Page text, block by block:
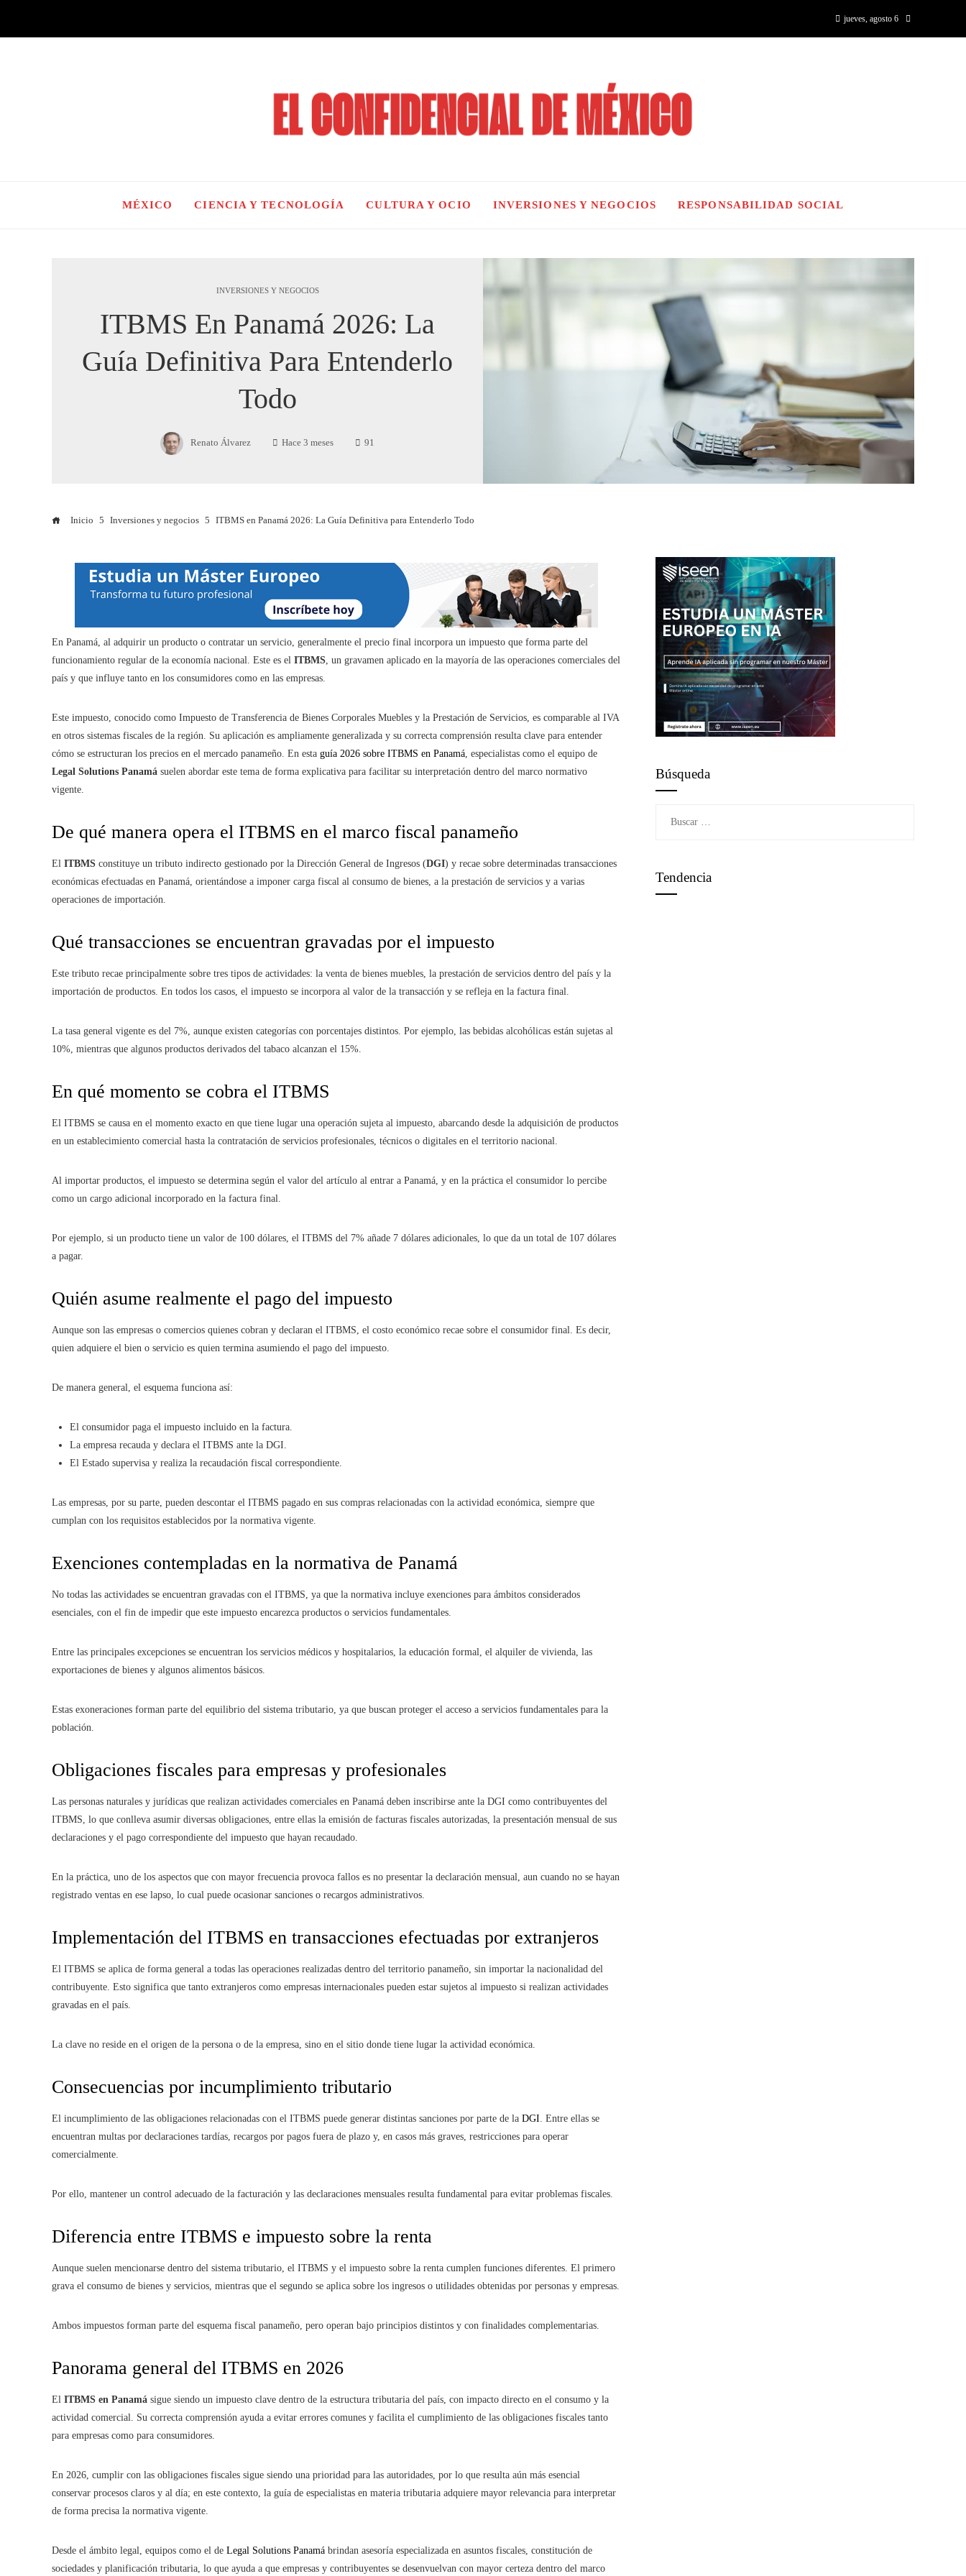
jueves, agosto 6
MÉXICO CIENCIA Y TECNOLOGÍA CULTURA Y OCIO INVERSIONES Y NEGOCIOS RESPONSABILIDAD SOCIAL
INVERSIONES Y NEGOCIOS
ITBMS En Panamá 2026: La
Guía Definitiva Para Entenderlo
Todo
Renato Álvarez Hace 3 meses 91
Inicio Inversiones y negocios ITBMS en Panamá 2026: La Guía Definitiva para Entenderlo Todo
En Panamá, al adquirir un producto o contratar un servicio, generalmente el precio final incorpora un impuesto que forma parte del
funcionamiento regular de la economía nacional. Este es el ITBMS, un gravamen aplicado en la mayoría de las operaciones comerciales del
país y que influye tanto en los consumidores como en las empresas.
Este impuesto, conocido como Impuesto de Transferencia de Bienes Corporales Muebles y la Prestación de Servicios, es comparable al IVA
en otros sistemas fiscales de la región. Su aplicación es ampliamente generalizada y su correcta comprensión resulta clave para entender
cómo se estructuran los precios en el mercado panameño. En esta guía 2026 sobre ITBMS en Panamá, especialistas como el equipo de
Legal Solutions Panamá suelen abordar este tema de forma explicativa para facilitar su interpretación dentro del marco normativo
vigente.
De qué manera opera el ITBMS en el marco fiscal panameño
El ITBMS constituye un tributo indirecto gestionado por la Dirección General de Ingresos (DGI) y recae sobre determinadas transacciones
económicas efectuadas en Panamá, orientándose a imponer carga fiscal al consumo de bienes, a la prestación de servicios y a varias
operaciones de importación.
Qué transacciones se encuentran gravadas por el impuesto
Este tributo recae principalmente sobre tres tipos de actividades: la venta de bienes muebles, la prestación de servicios dentro del país y la
importación de productos. En todos los casos, el impuesto se incorpora al valor de la transacción y se refleja en la factura final.
La tasa general vigente es del 7%, aunque existen categorías con porcentajes distintos. Por ejemplo, las bebidas alcohólicas están sujetas al
10%, mientras que algunos productos derivados del tabaco alcanzan el 15%.
En qué momento se cobra el ITBMS
El ITBMS se causa en el momento exacto en que tiene lugar una operación sujeta al impuesto, abarcando desde la adquisición de productos
en un establecimiento comercial hasta la contratación de servicios profesionales, técnicos o digitales en el territorio nacional.
Al importar productos, el impuesto se determina según el valor del artículo al entrar a Panamá, y en la práctica el consumidor lo percibe
como un cargo adicional incorporado en la factura final.
Por ejemplo, si un producto tiene un valor de 100 dólares, el ITBMS del 7% añade 7 dólares adicionales, lo que da un total de 107 dólares
a pagar.
Quién asume realmente el pago del impuesto
Aunque son las empresas o comercios quienes cobran y declaran el ITBMS, el costo económico recae sobre el consumidor final. Es decir,
quien adquiere el bien o servicio es quien termina asumiendo el pago del impuesto.
De manera general, el esquema funciona así:
El consumidor paga el impuesto incluido en la factura.
La empresa recauda y declara el ITBMS ante la DGI.
El Estado supervisa y realiza la recaudación fiscal correspondiente.
Las empresas, por su parte, pueden descontar el ITBMS pagado en sus compras relacionadas con la actividad económica, siempre que
cumplan con los requisitos establecidos por la normativa vigente.
Exenciones contempladas en la normativa de Panamá
No todas las actividades se encuentran gravadas con el ITBMS, ya que la normativa incluye exenciones para ámbitos considerados
esenciales, con el fin de impedir que este impuesto encarezca productos o servicios fundamentales.
Entre las principales excepciones se encuentran los servicios médicos y hospitalarios, la educación formal, el alquiler de vivienda, las
exportaciones de bienes y algunos alimentos básicos.
Estas exoneraciones forman parte del equilibrio del sistema tributario, ya que buscan proteger el acceso a servicios fundamentales para la
población.
Obligaciones fiscales para empresas y profesionales
Las personas naturales y jurídicas que realizan actividades comerciales en Panamá deben inscribirse ante la DGI como contribuyentes del
ITBMS, lo que conlleva asumir diversas obligaciones, entre ellas la emisión de facturas fiscales autorizadas, la presentación mensual de sus
declaraciones y el pago correspondiente del impuesto que hayan recaudado.
En la práctica, uno de los aspectos que con mayor frecuencia provoca fallos es no presentar la declaración mensual, aun cuando no se hayan
registrado ventas en ese lapso, lo cual puede ocasionar sanciones o recargos administrativos.
Implementación del ITBMS en transacciones efectuadas por extranjeros
El ITBMS se aplica de forma general a todas las operaciones realizadas dentro del territorio panameño, sin importar la nacionalidad del
contribuyente. Esto significa que tanto extranjeros como empresas internacionales pueden estar sujetos al impuesto si realizan actividades
gravadas en el país.
La clave no reside en el origen de la persona o de la empresa, sino en el sitio donde tiene lugar la actividad económica.
Consecuencias por incumplimiento tributario
El incumplimiento de las obligaciones relacionadas con el ITBMS puede generar distintas sanciones por parte de la DGI. Entre ellas se
encuentran multas por declaraciones tardías, recargos por pagos fuera de plazo y, en casos más graves, restricciones para operar
comercialmente.
Por ello, mantener un control adecuado de la facturación y las declaraciones mensuales resulta fundamental para evitar problemas fiscales.
Diferencia entre ITBMS e impuesto sobre la renta
Aunque suelen mencionarse dentro del sistema tributario, el ITBMS y el impuesto sobre la renta cumplen funciones diferentes. El primero
grava el consumo de bienes y servicios, mientras que el segundo se aplica sobre los ingresos o utilidades obtenidas por personas y empresas.
Ambos impuestos forman parte del esquema fiscal panameño, pero operan bajo principios distintos y con finalidades complementarias.
Panorama general del ITBMS en 2026
El ITBMS en Panamá sigue siendo un impuesto clave dentro de la estructura tributaria del país, con impacto directo en el consumo y la
actividad comercial. Su correcta comprensión ayuda a evitar errores comunes y facilita el cumplimiento de las obligaciones fiscales tanto
para empresas como para consumidores.
En 2026, cumplir con las obligaciones fiscales sigue siendo una prioridad para las autoridades, por lo que resulta aún más esencial
conservar procesos claros y al día; en este contexto, la guía de especialistas en materia tributaria adquiere mayor relevancia para interpretar
de forma precisa la normativa vigente.
Desde el ámbito legal, equipos como el de Legal Solutions Panamá brindan asesoría especializada en asuntos fiscales, constitución de
sociedades y planificación tributaria, lo que ayuda a que empresas y contribuyentes se desenvuelvan con mayor certeza dentro del marco
Búsqueda
Tendencia